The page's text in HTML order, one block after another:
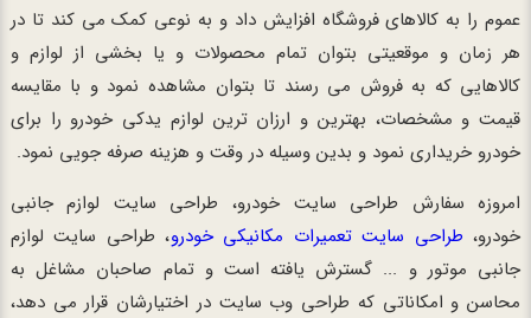
عموم را به کالاهای فروشگاه افزایش داد و به نوعی کمک می کند تا در
هر زمان و موقعیتی بتوان تمام محصولات و یا بخشی از لوازم و
کالاهایی که به فروش می رسند تا بتوان مشاهده نمود و با مقایسه
قیمت و مشخصات، بهترین و ارزان ترین لوازم یدکی خودرو را برای
خودرو خریداری نمود و بدین وسیله در وقت و هزینه صرفه جویی نمود.
امروزه سفارش طراحی سایت خودرو، طراحی سایت لوازم جانبی
خودرو، طراحی سایت تعمیرات مکانیکی خودرو، طراحی سایت لوازم
جانبی موتور و ... گسترش یافته است و تمام صاحبان مشاغل به
محاسن و امکاناتی که طراحی وب سایت در اختیارشان قرار می دهد،